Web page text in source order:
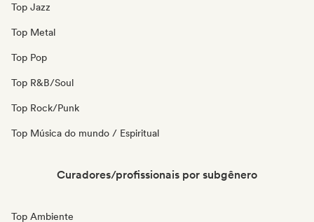
Top Jazz
Top Metal
Top Pop
Top R&B/Soul
Top Rock/Punk
Top Música do mundo / Espiritual
Curadores/profissionais por subgênero
Top Ambiente